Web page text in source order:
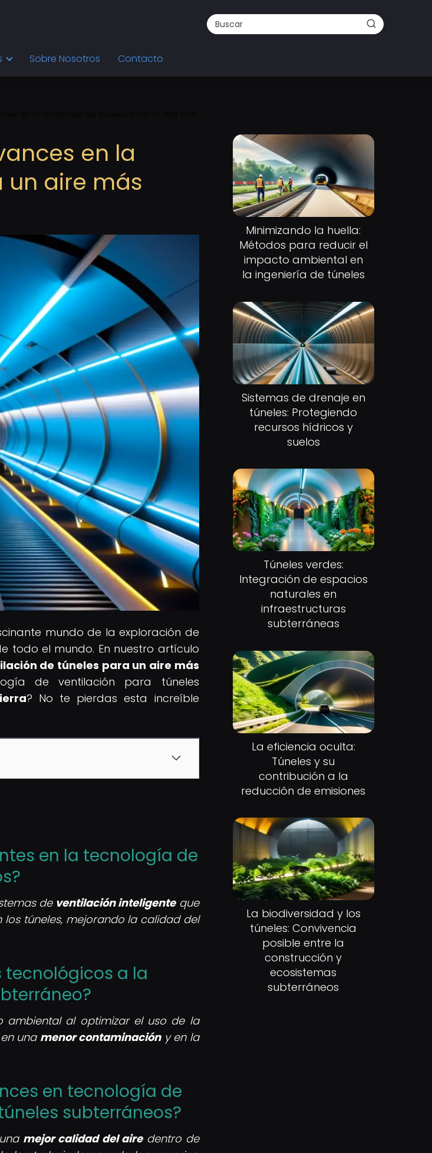
Sobre Nosotros Contacto
en la
aire más
mundo de la exploración de
todo el mundo. En nuestro artículo
de túneles para un aire más
de ventilación para túneles
? No te pierdas esta increíble
en la tecnología de
de ventilación inteligenteque
túneles, mejorando la calidad del
tecnológicos a la
al optimizar el uso de la
una menor contaminacióny en la
en tecnología de
subterráneos?
mejor calidad del airedentro de
Minimizando la huella:
Métodos para reducir el
impacto ambiental en
la ingeniería de túneles
Sistemas de drenaje en
túneles: Protegiendo
recursos hídricos y
suelos
Túneles verdes:
Integración de espacios
naturales en
infraestructuras
subterráneas
La eficiencia oculta:
Túneles y su
contribución a la
reducción de emisiones
La biodiversidad y los
túneles: Convivencia
posible entre la
construcción y
ecosistemas
subterráneos